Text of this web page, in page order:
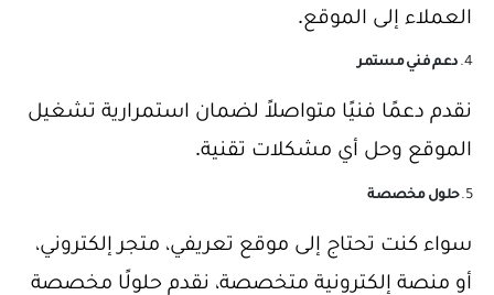
العملاء إلى الموقع.
4. دعم فني مستمر
نقدم دعمًا فنيًا متواصلاً لضمان استمرارية تشغيل
الموقع وحل أي مشكلات تقنية.
5. حلول مخصصة
سواء كنت تحتاج إلى موقع تعريفي، متجر إلكتروني،
أو منصة إلكترونية متخصصة، نقدم حلولًا مخصصة